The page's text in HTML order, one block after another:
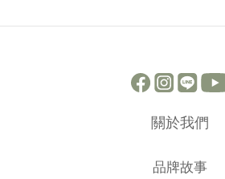
關於我們
品牌故事